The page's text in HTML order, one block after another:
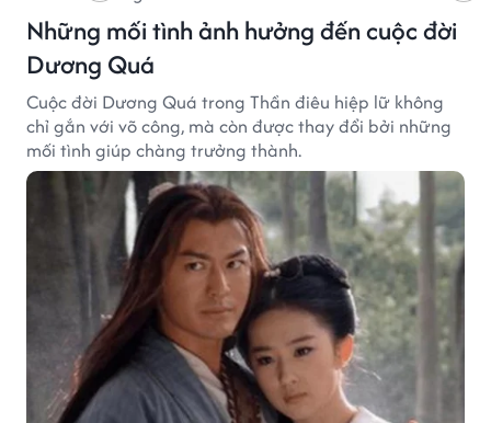
Những mối tình ảnh hưởng đến cuộc đời
Dương Quá
Cuộc đời Dương Quá trong Thần điêu hiệp lữ không
chỉ gắn với võ công, mà còn được thay đổi bởi những
mối tình giúp chàng trưởng thành.